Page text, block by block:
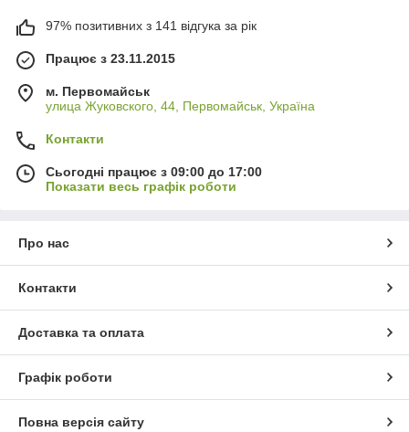
97% позитивних з 141 відгука за рік
Працює з 23.11.2015
м. Первомайськ
улица Жуковского, 44, Первомайськ, Україна
Контакти
Сьогодні працює з 09:00 до 17:00
Показати весь графік роботи
Про нас
Контакти
Доставка та оплата
Графік роботи
Повна версія сайту